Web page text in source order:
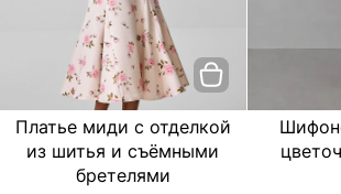
Платье миди с отделкой
из шитья и съёмными
бретелями